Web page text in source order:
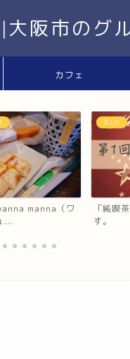
阪市のグ
カフェ
会場はこちらで
天王寺駅
大阪あ
活を完